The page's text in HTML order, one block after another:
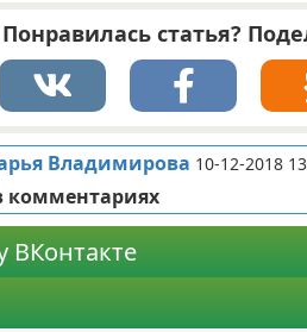
Понравилась статья?
Владимирова 10-12-2018
ВКонтакте